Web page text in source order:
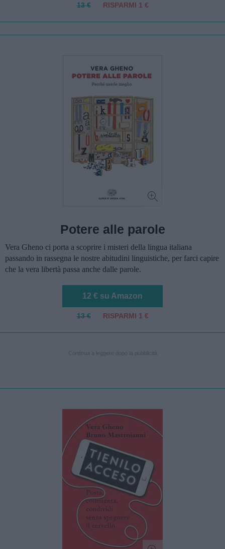
13 € RISPARMI 1 €
Potere alle parole
Vera Gheno ci porta a scoprire i misteri della lingua italiana
passando in rassegna le nostre abitudini linguistiche, per farci capire
che la vera libertà passa anche dalle parole.
12 € su Amazon
13 € RISPARMI 1 €